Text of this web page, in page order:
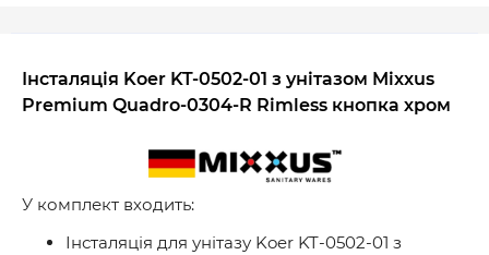
Інсталяція Koer KT-0502-01 з унітазом Mixxus
Premium Quadro-0304-R Rimless кнопка хром
У комплект входить:
Інсталяція для унітазу Koer KT-0502-01 з